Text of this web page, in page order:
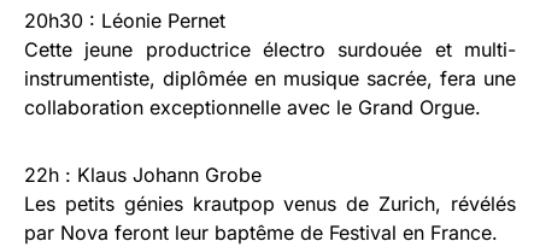
20h30 : Léonie Pernet
Cette jeune productrice électro surdouée et multi-
instrumentiste, diplômée en musique sacrée, fera une
collaboration exceptionnelle avec le Grand Orgue.
22h : Klaus Johann Grobe
Les petits génies krautpop venus de Zurich, révélés
par Nova feront leur baptême de Festival en France.